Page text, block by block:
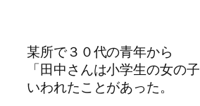
某所で３０代の青年から
「田中さんは小学生の女の
いわれたことがあった。